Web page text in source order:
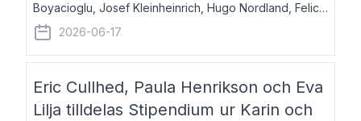
Boyacioglu, Josef Kleinheinrich, Hugo Nordland, Felicia
Stenroth och Svante Strandberg. Daniel Boyacioglu,
född 1981, är poet och scenartist. Josef
2026-06-17
Eric Cullhed, Paula Henrikson och Eva
Lilja tilldelas Stipendium ur Karin och